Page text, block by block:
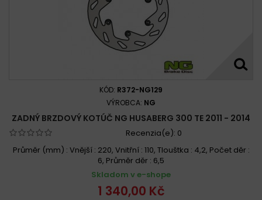
KÓD: R372-NG129
VÝROBCA: NG
ZADNÝ BRZDOVÝ KOTÚČ NG HUSABERG 300 TE 2011 - 2014
Recenzia(e): 0
Průměr (mm) : Vnější : 220, Vnitřní : 110, Tlouštka : 4,2, Počet děr :
6, Průměr děr : 6,5
Skladom v e-shope
1 340,00 Kč